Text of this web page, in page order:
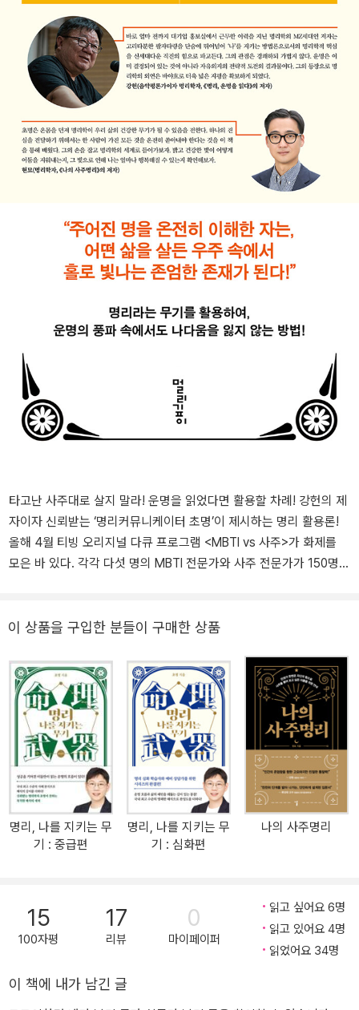
타고난 사주대로 살지 말라! 운명을 읽었다면 활용할 차례! 강헌의 제
자이자 신뢰받는 ‘명리커뮤니케이터 초명’이 제시하는 명리 활용론!
올해 4월 티빙 오리지널 다큐 프로그램 <MBTI vs 사주>가 화제를
모은 바 있다. 각각 다섯 명의 MBTI 전문가와 사주 전문가가 150명의
리학자 초명은 식상이 발달한 129번을 콕 집으며 ‘100퍼센트’ 춤을
담스러워한다던 129번 참가자가 무아지경으로 춤을 추기 시작했다.
옆에 선 132번 참가자가 이를 애써 무시하며 모르는 척하는 장면까지
가 SNS상에서 화제를 모았다. 사주팔자는 타고나는 것이며, 운명은
정해진 것인가? 《명리, 나를 지키는 무기: 기본편》(멀리깊이, 2023
刊)의 저자 초명은 이를 두고 “반은 맞고 반은 틀린 소리”라고 말한
다. 신혼 시기, 잦은 부부싸움에 이혼을 고민하던 저자는 용하다는 철
학관을 찾게 되는데, 다짜고짜 두세 번은 더 이혼할 사주라는 역술가
의 말에 큰 충격을 받는다. 대학 졸업 후 방황하던 시기에 한 번, 홀로
배낭여행을 떠난 외국에서도 한 번, 같은 이야기를 들은 터였다. ‘정해
진 운명이 구렁텅이라면 자포자기할 것이 아니라 그 운명을 유리한
모는 ‘아는’ 데 있는 게 아니라 ‘쓰는’ 데 있다. 대운이 불리한 해에 들
어서면 어떻게 하는가? 저자는 그런 때일수록 제대로 대비해야 한다
고 말한다. 2021년 코로나로 다니던 회사가 어려워지던 시기, 불리한
대운 속에서도 편재의 기운이 강해지는 것을 파악한 저자는 유튜브
이 상품을 구입한 분들이 구매한 상품
명리, 나를 지키는 무
기 : 중급편
명리, 나를 지키는 무
기 : 심화편
나의 사주명리
15
100자평
17
리뷰
0
마이페이퍼
읽고 싶어요 6명
읽고 있어요 4명
읽었어요 34명
이 책에 내가 남긴 글